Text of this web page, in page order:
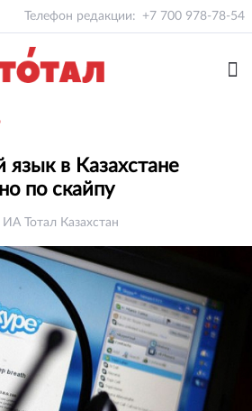
Телефон редакции: +7 700 978-78-54
язык в Казахстане
по скайпу
ИА Тотал Казахстан